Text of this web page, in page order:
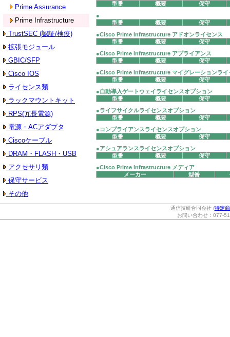
Prime Assurance
Prime Infrastructure
TrustSEC (認証/検疫)
拡張モジュール
GBIC/SFP
Cisco IOS
ライセンス類
ラックマウントキット
RPS(冗長電源)
電源・ACアダプタ
Ciscoケーブル
DRAM・FLASH・USB
アクセサリ類
保守サービス
その他
型番
概要
保守
●
型番
概要
保守
●Cisco Prime Infrastructure アドオンライセンス
型番
概要
保守
●Cisco Prime Infrastructure アプライアンス
型番
概要
保守
●Cisco Prime Infrastructure マイグレーションライ
型番
概要
保守
●自動導入ゲートウェイライセンスオプション
型番
概要
保守
●ライフサイクルライセンスオプション
型番
概要
保守
●コンプライアンスライセンスオプション
型番
概要
保守
●アシュアランスライセンスオプション
型番
概要
保守
●Cisco Prime Infrastructure メディア
メーカー
型番
通信技研合同会社 (特定
お問い合わせ：077-